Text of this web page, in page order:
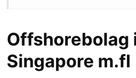
Offshorebolag
Singapore m.fl